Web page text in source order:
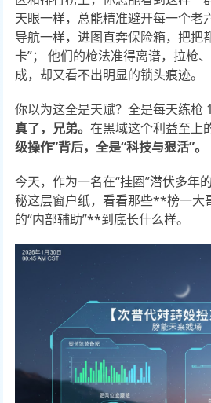
天眼一样，总能精准避开每一个老
导航一样，进图直奔保险箱，把把
卡”； 他们的枪法准得离谱，拉枪
成，却又看不出明显的锁头痕迹。
你以为这全是天赋？全是每天练枪
真了，兄弟。在黑域这个利益至上
级操作”背后，全是“科技与狠活”。
今天，作为一名在“挂圈”潜伏多年
秘这层窗户纸，看看那些**榜一大
的“内部辅助”**到底长什么样。